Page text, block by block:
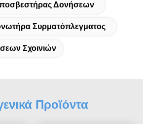
Δονήσεων
Συρματόπλεγματος
Σχοινιών
Προϊόντα